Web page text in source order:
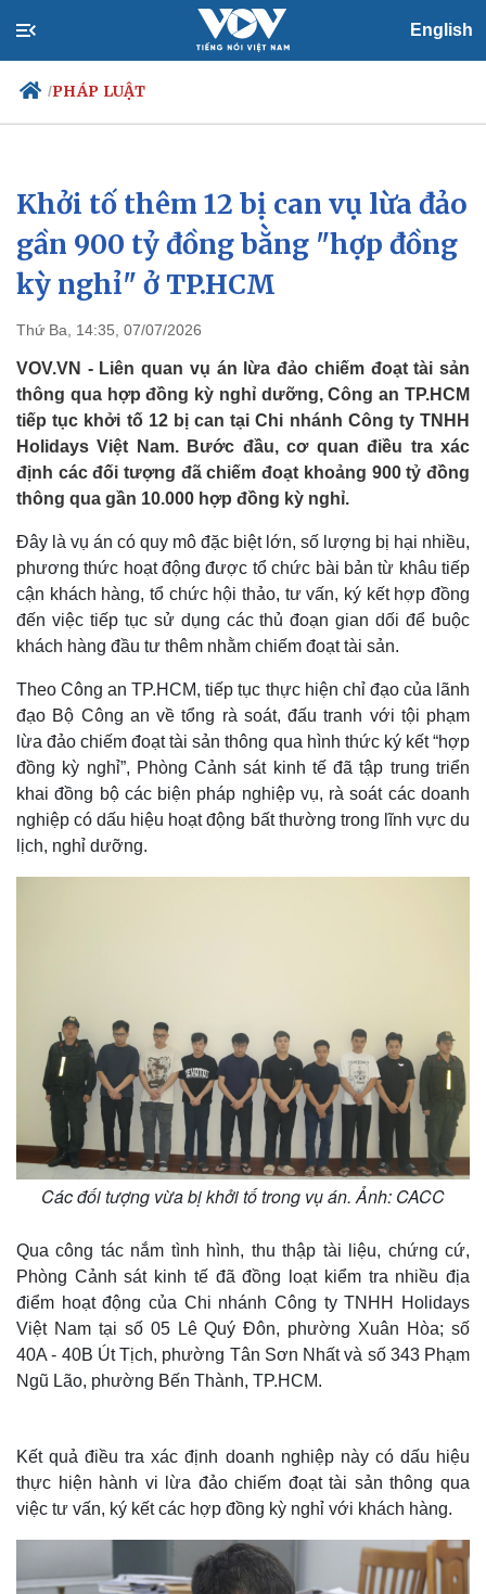
English
/PHÁP LUẬT
Chính trị
Đảng
Tổ chức nhân sự
Quốc hội
Nhận diện sự thật
Xã hội
Tin 24h
Dự báo thời tiết
Giáo dục
Khởi tố thêm 12 bị can vụ lừa đảo
gần 900 tỷ đồng bằng "hợp đồng
kỳ nghỉ" ở TP.HCM
Thứ Ba, 14:35, 07/07/2026
VOV.VN - Liên quan vụ án lừa đảo chiếm đoạt tài sản
thông qua hợp đồng kỳ nghỉ dưỡng, Công an TP.HCM
tiếp tục khởi tố 12 bị can tại Chi nhánh Công ty TNHH
Holidays Việt Nam. Bước đầu, cơ quan điều tra xác
định các đối tượng đã chiếm đoạt khoảng 900 tỷ đồng
thông qua gần 10.000 hợp đồng kỳ nghỉ.
Đây là vụ án có quy mô đặc biệt lớn, số lượng bị hại nhiều,
phương thức hoạt động được tổ chức bài bản từ khâu tiếp
cận khách hàng, tổ chức hội thảo, tư vấn, ký kết hợp đồng
đến việc tiếp tục sử dụng các thủ đoạn gian dối để buộc
khách hàng đầu tư thêm nhằm chiếm đoạt tài sản.
Theo Công an TP.HCM, tiếp tục thực hiện chỉ đạo của lãnh
đạo Bộ Công an về tổng rà soát, đấu tranh với tội phạm
lừa đảo chiếm đoạt tài sản thông qua hình thức ký kết “hợp
đồng kỳ nghỉ”, Phòng Cảnh sát kinh tế đã tập trung triển
khai đồng bộ các biện pháp nghiệp vụ, rà soát các doanh
nghiệp có dấu hiệu hoạt động bất thường trong lĩnh vực du
lịch, nghỉ dưỡng.
Các đối tượng vừa bị khởi tố trong vụ án. Ảnh: CACC
Qua công tác nắm tình hình, thu thập tài liệu, chứng cứ,
Phòng Cảnh sát kinh tế đã đồng loạt kiểm tra nhiều địa
điểm hoạt động của Chi nhánh Công ty TNHH Holidays
Việt Nam tại số 05 Lê Quý Đôn, phường Xuân Hòa; số
40A - 40B Út Tịch, phường Tân Sơn Nhất và số 343 Phạm
Ngũ Lão, phường Bến Thành, TP.HCM.
Kết quả điều tra xác định doanh nghiệp này có dấu hiệu
thực hiện hành vi lừa đảo chiếm đoạt tài sản thông qua
việc tư vấn, ký kết các hợp đồng kỳ nghỉ với khách hàng.